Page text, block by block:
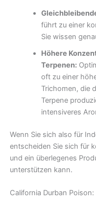
führt zu einer
Sie wissen
Höhere
Terpenen:
oft zu einer
Trichomen, die
Terpene
intensiveres
Wenn Sie sich also für
entscheiden Sie sich für
und ein überlegenes
unterstützen kann.
California Durban